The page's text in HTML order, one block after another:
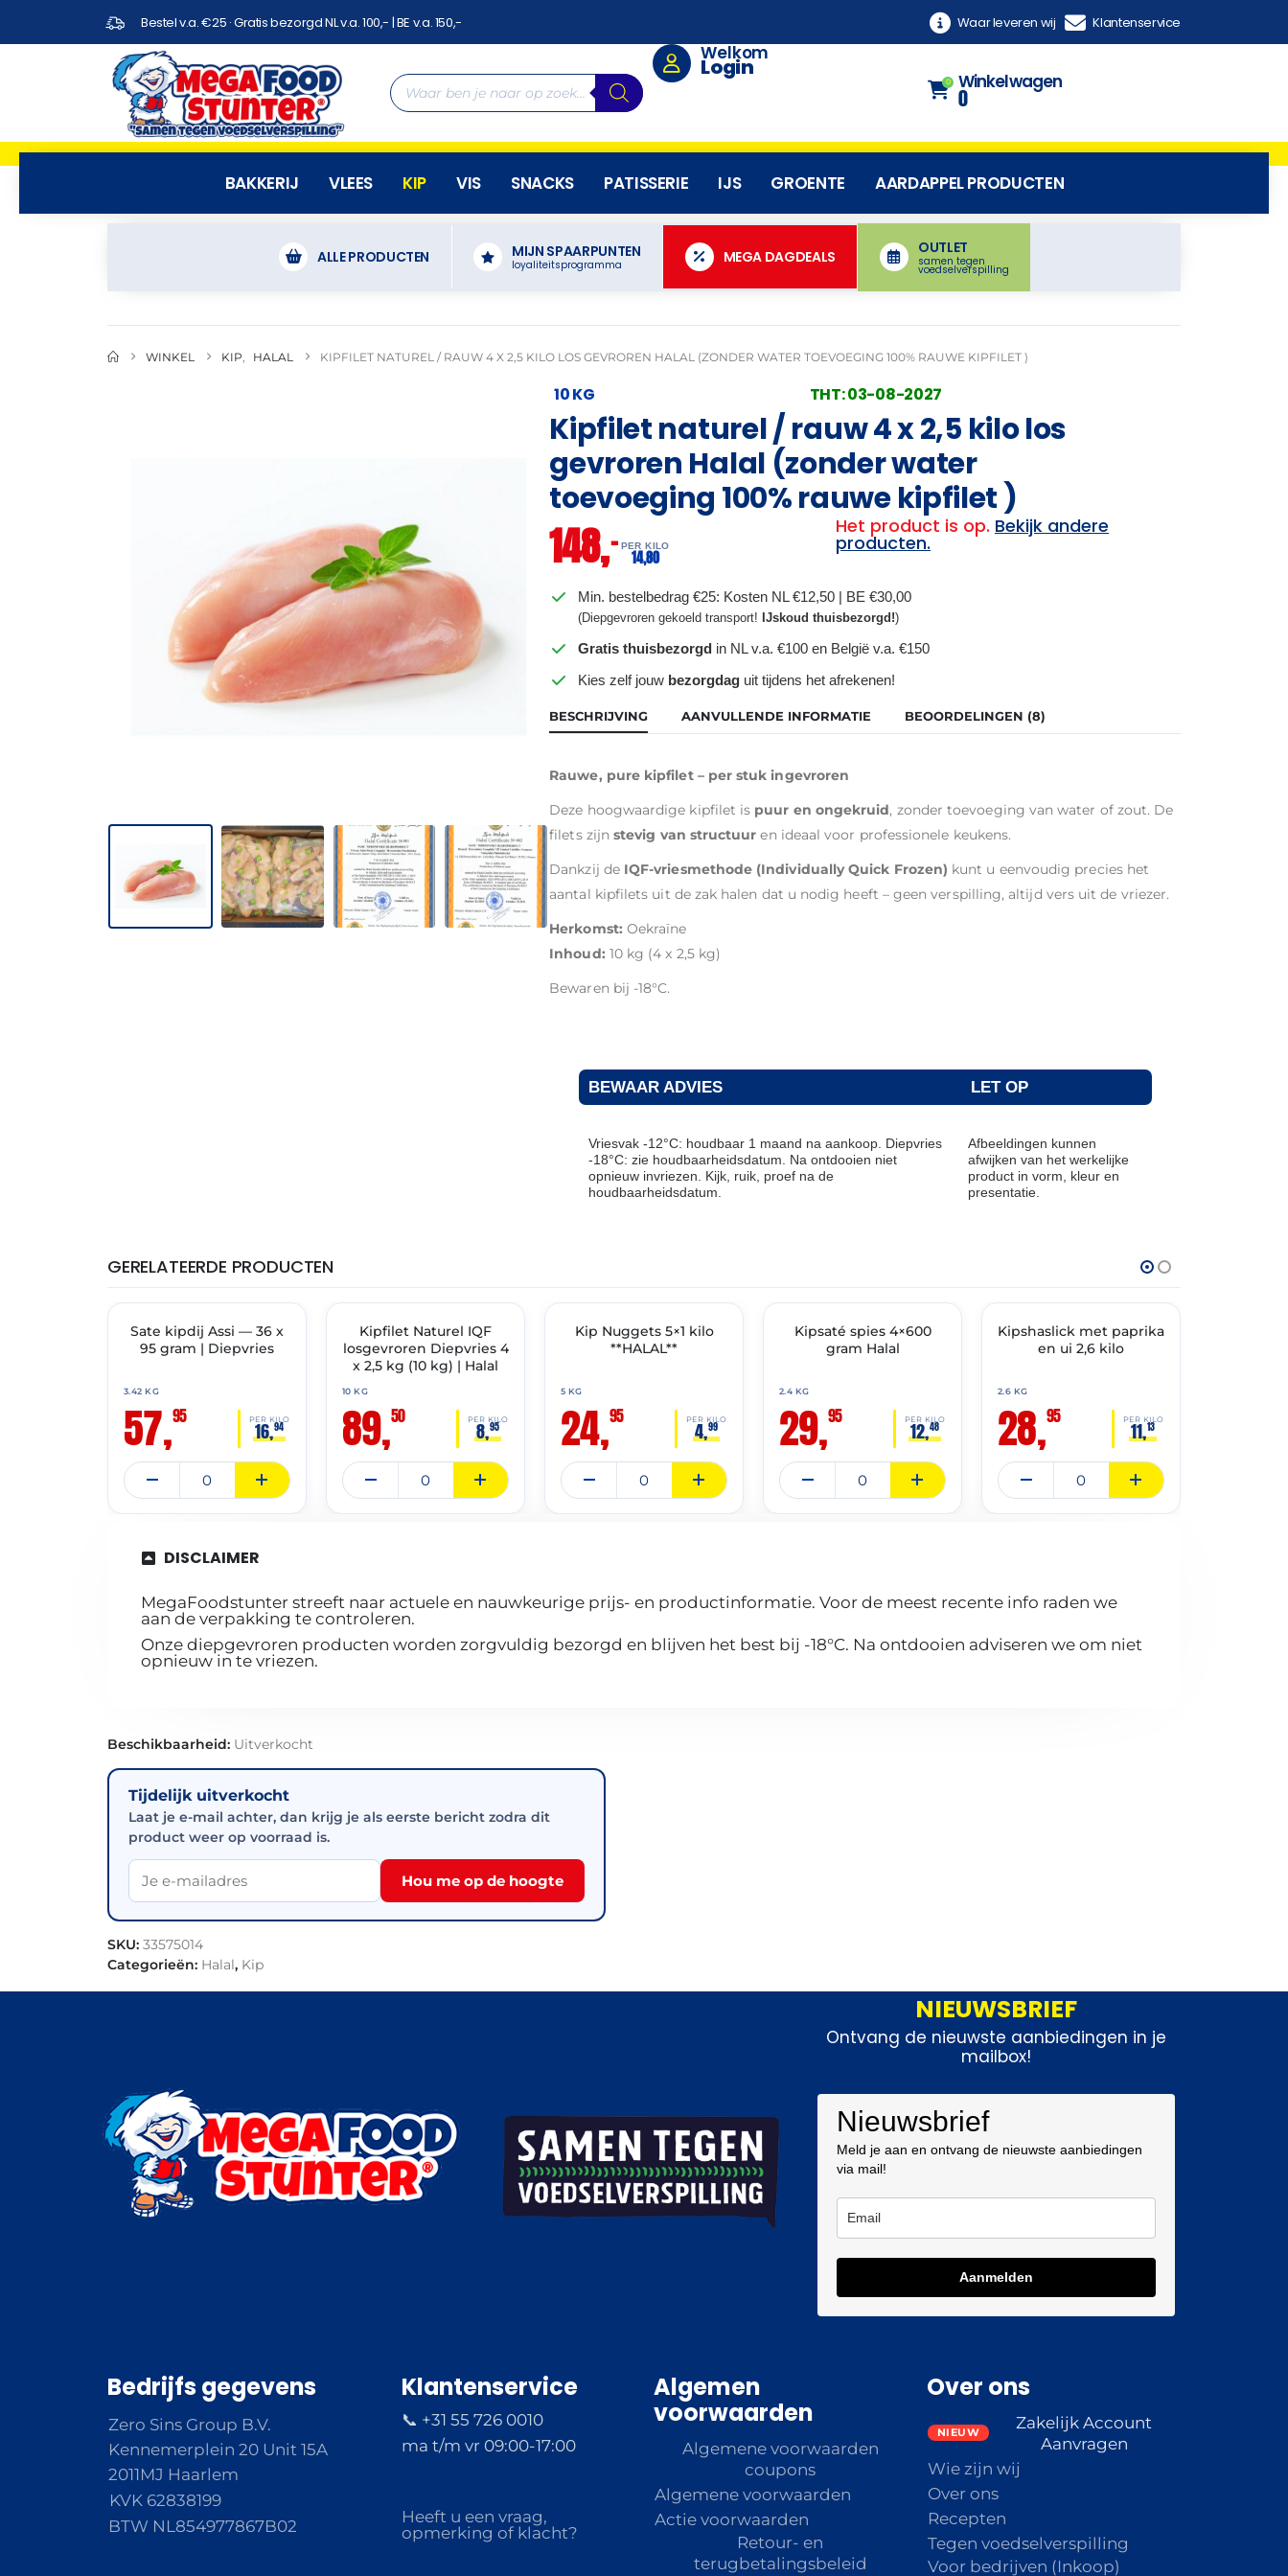
Bestel v.a. €25 · Gratis bezorgd NL v.a. 100,- | BE v.a. 150,- Waar leveren wij Klantenservice
Welkom
Login
0 Winkelwagen
0
BAKKERIJ VLEES KIP VIS SNACKS PATISSERIE IJS GROENTE AARDAPPEL PRODUCTEN
ALLE PRODUCTEN MIJN SPAARPUNTEN
loyaliteitsprogramma MEGA DAGDEALS
OUTLET
samen tegen
voedselverspilling
WINKEL KIP HALAL KIPFILET NATUREL / RAUW 4 X 2,5 KILO LOS GEVROREN HALAL (ZONDER WATER TOEVOEGING 100% RAUWE KIPFILET )
10 KG THT: 03-08-2027
Kipfilet naturel / rauw 4 x 2,5 kilo los
gevroren Halal (zonder water
toevoeging 100% rauwe kipfilet )
148,– PER KILO
14,80
Het product is op. Bekijk andere
producten.
Min. bestelbedrag €25: Kosten NL €12,50 | BE €30,00
(Diepgevroren gekoeld transport!IJskoud thuisbezorgd!)
Gratis thuisbezorgd in NL v.a. €100 en België v.a. €150
Kies zelf jouw bezorgdag uit tijdens het afrekenen!
BESCHRIJVING AANVULLENDE INFORMATIE BEOORDELINGEN (8)
Rauwe, pure kipfilet – per stuk ingevroren
Deze hoogwaardige kipfilet is puur en ongekruid, zonder toevoeging van water of zout. De
filets zijnstevig van structuur en ideaal voor professionele keukens.
Dankzij de IQF-vriesmethode (Individually Quick Frozen) kunt u eenvoudig precies het
aantal kipfilets uit de zak halen dat u nodig heeft – geen verspilling, altijd vers uit de vriezer.
Herkomst: Oekraïne
Inhoud: 10 kg (4 x 2,5 kg)
Bewaren bij -18°C.
BEWAAR ADVIES LET OP
Vriesvak -12°C: houdbaar 1 maand na aankoop. Diepvries
-18°C: zie houdbaarheidsdatum. Na ontdooien niet
opnieuw invriezen. Kijk, ruik, proef na de
houdbaarheidsdatum.
Afbeeldingen kunnen
afwijken van het werkelijke
product in vorm, kleur en
presentatie.
GERELATEERDE PRODUCTEN
✓ VAST ASSORTIMENT
Sate kipdij Assi — 36 x
95 gram | Diepvries
3.42 KG
57,95 PER KILO
16,94
🔥 OP=OP
Kipfilet Naturel IQF
losgevroren Diepvries 4
x 2,5 kg (10 kg) | Halal
10 KG
89,50 PER KILO
8,95
✓ VAST ASSORTIMENT
Kip Nuggets 5×1 kilo
**HALAL**
5 KG
24,95 PER KILO
4,99
🔥 OP=OP
Kipsaté spies 4×600
gram Halal
2.4 KG
29,95 PER KILO
12,48
🔥 OP=OP
Kipshaslick met paprika
en ui 2,6 kilo
2.6 KG
28,95 PER KILO
11,13
DISCLAIMER
MegaFoodstunter streeft naar actuele en nauwkeurige prijs- en productinformatie. Voor de meest recente info raden we
aan de verpakking te controleren.
Onze diepgevroren producten worden zorgvuldig bezorgd en blijven het best bij -18°C. Na ontdooien adviseren we om niet
opnieuw in te vriezen.
Beschikbaarheid: Uitverkocht
Tijdelijk uitverkocht
Laat je e-mail achter, dan krijg je als eerste bericht zodra dit
product weer op voorraad is.
Hou me op de hoogte
SKU: 33575014
Categorieën: Halal, Kip
NIEUWSBRIEF
Ontvang de nieuwste aanbiedingen in je
mailbox!
Nieuwsbrief
Meld je aan en ontvang de nieuwste aanbiedingen
via mail!
Aanmelden
Bedrijfs gegevens
Zero Sins Group B.V.
Kennemerplein 20 Unit 15A
2011MJ Haarlem
KVK 62838199
BTW NL854977867B02
Klantenservice
📞 +31 55 726 0010
ma t/m vr 09:00-17:00
Heeft u een vraag,
opmerking of klacht?
Algemen
voorwaarden
Algemene voorwaarden
coupons
Algemene voorwaarden
Actie voorwaarden
Retour- en
terugbetalingsbeleid
Over ons
Zakelijk Account
Aanvragen
Wie zijn wij
Over ons
Recepten
Tegen voedselverspilling
Voor bedrijven (Inkoop)